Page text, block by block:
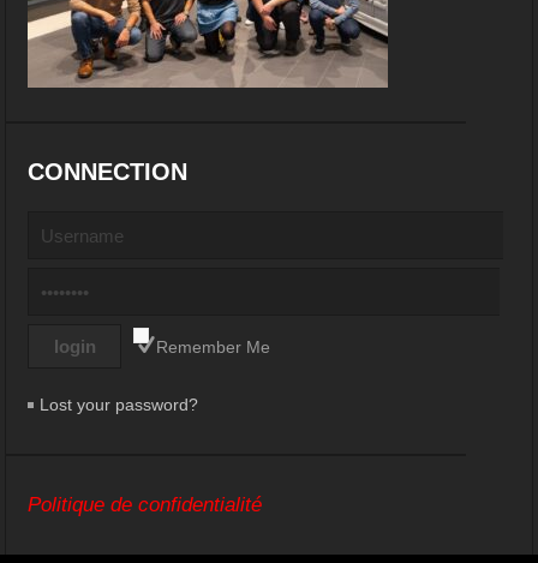
CONNECTION
Remember Me
Lost your password?
Politique de confidentialité